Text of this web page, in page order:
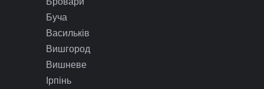
Буча
Васильків
Вишгород
Вишневе
Ірпінь